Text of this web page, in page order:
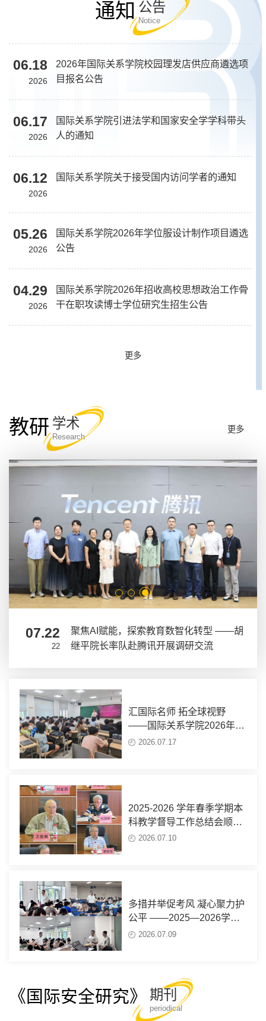
通知 公告
Notice
06.18
2026
2026年国际关系学院校园理发店供应商遴选项
目报名公告
06.17
2026
国际关系学院引进法学和国家安全学学科带头
人的通知
06.12
2026
国际关系学院关于接受国内访问学者的通知
05.26
2026
国际关系学院2026年学位服设计制作项目遴选
公告
04.29
2026
国际关系学院2026年招收高校思想政治工作骨
干在职攻读博士学位研究生招生公告
更多
教研 学术
Research
更多
07.22
22
聚焦AI赋能，探索教育数智化转型 ——胡
继平院长率队赴腾讯开展调研交流
汇国际名师 拓全球视野
——国际关系学院2026年夏
季学期国际化课程圆满收官
2026.07.17
2025-2026 学年春季学期本
科教学督导工作总结会顺利
召开2026.07.10
多措并举促考风 凝心聚力护
公平 ——2025—2026学年
春季学期本科生期末考试圆
2026.07.09
《国际安全研究》 期刊
periodical